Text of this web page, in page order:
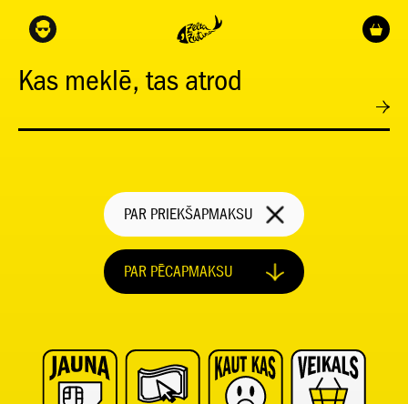
Kas meklē, tas atrod
PAR PRIEKŠAPMAKSU
PAR PĒCAPMAKSU